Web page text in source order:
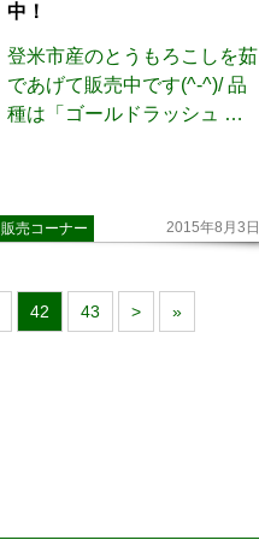
中！
登米市産のとうもろこしを茹
であげて販売中です(^-^)/ 品
種は「ゴールドラッシュ …
2015年8月3日
販売コーナー
42 43 > »